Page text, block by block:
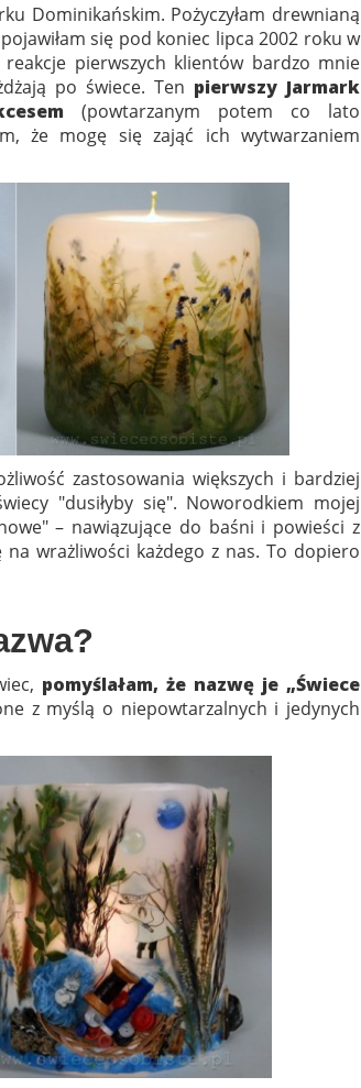
Dominikańskim. Pożyczyłam drewnianą
się pod koniec lipca 2002 roku w
pierwszych klientów bardzo mnie
po świece. Ten pierwszy Jarmark
(powtarzanym potem co lato
że mogę się zająć ich wytwarzaniem
zastosowania większych i bardziej
"dusiłyby się". Noworodkiem mojej
– nawiązujące do baśni i powieści z
wrażliwości każdego z nas. To dopiero
pomyślałam, że nazwę je „Świece
z myślą o niepowtarzalnych i jedynych